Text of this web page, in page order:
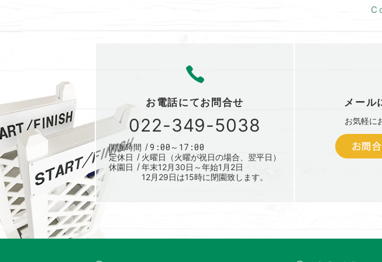
お電話にてお問合せ
022-349-5038
開園時間 9:00～17:00
定休日
火曜日（火曜が祝日の場合、翌平日）
休園日
年末12月30日～年始1月2日
12月29日は15時に閉園致します。
メール
お気軽に